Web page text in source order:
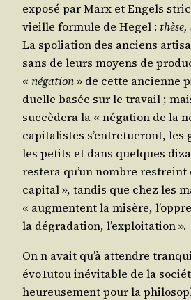
expo­sé par Marx et Engels
vieille for­mule de Hegel :
La spo­lia­tion des anciens
sans de leurs moyens de
« néga­tion» de cette ancienne
duelle basée sur le tra­vail ;
suc­cè­de­ra la « néga­tion de la
capi­ta­listes s’entretueront, les
les petits et dans quelques
res­te­ra qu’un nombre
capi­tal », tan­dis que chez les
« aug­mentent la misère,
la dégra­da­tion, l’exploitation ».
On n avait qu’à attendre
évo1utou inévi­table de la
heu­reu­se­ment pour la